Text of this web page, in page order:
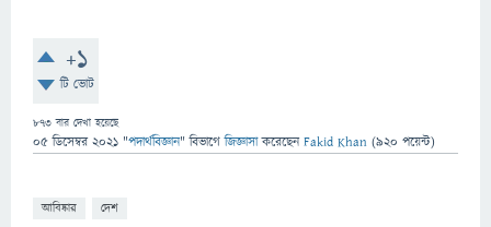
+1
টি ভোট
873 বার দেখা হয়েছে
05 ডিসেম্বর 2021 "পদার্থবিজ্ঞান" বিভাগে জিজ্ঞাসাকরেছেনFakid Khan (920 পয়েন্ট)
আবিষ্কার দেশ